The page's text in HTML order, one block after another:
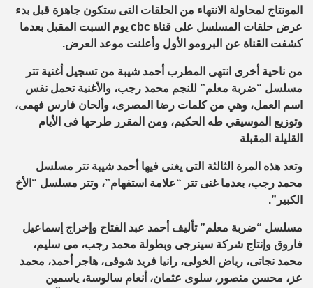
المونتاج لمحاولة الانتهاء من الحلقات التى ستكون جاهزة قبل بدء
عرض حلقات المسلسل على قناة cbc يوم السبت المقبل بعدما
كشفت القناة عن البرومو الأول وأعلنت موعد العرض.
من ناحية أخرى انتهى المطرب أحمد شيبة من تسجيل أغنية تتر
مسلسل “ضربة معلم” للنجم محمد رجب، والأغنية تحمل نفس
اسم العمل، وهي من كلمات رضا المصرى، وألحان فارس فهمى،
وتوزيع الموسيقي طه الحكيم، ومن المقرر طرحها فى الأيام
القليلة المقبلة
وتعد هذه المرة الثالثة التى يغنى فيها أحمد شيبة تتر مسلسل
محمد رجب، بعدما غنى تتر “علامة استفهام”، وتتر مسلسل “الأخ
الكبير”.
مسلسل “ضربة معلم” تأليف أحمد عبد الفتاح وإخراج إسماعيل
فاروق وإنتاج شركة سينرجى وبطولة محمد رجب، مى سليم،
محمد نجاتى، رياض الخولى، رانيا فريد شوقى، هاجر أحمد، محمد
عز، محسن منصور، سلوى عثمان، أنعام سالوسة، ياسمين